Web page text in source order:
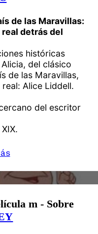
de las Maravillas:
detrás del
históricas
del clásico
de las Maravillas,
Alice Liddell.
del escritor
m - Sobre